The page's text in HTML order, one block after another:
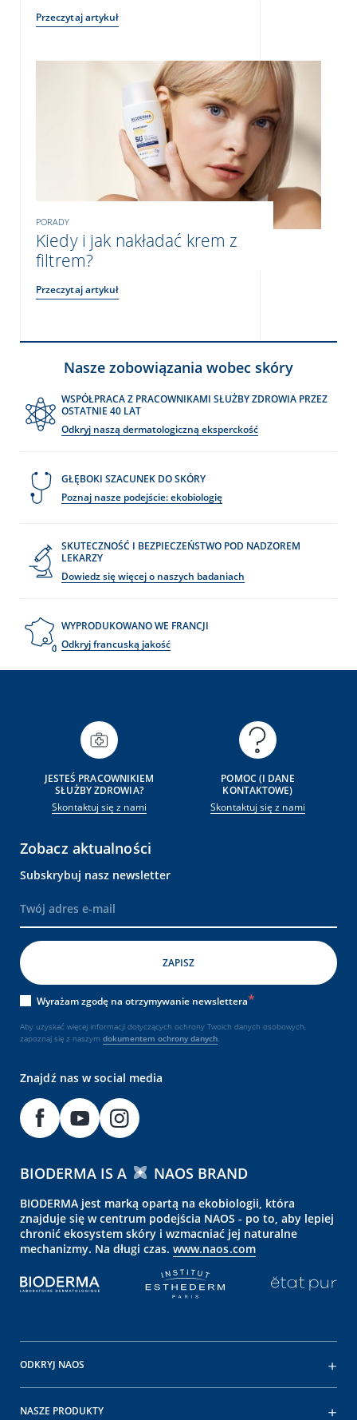
Przeczytaj artykuł
PORADY
Kiedy i jak nakładać krem z
filtrem?
Przeczytaj artykuł
Nasze zobowiązania wobec skóry
WSPÓŁPRACA Z PRACOWNIKAMI SŁUŻBY ZDROWIA PRZEZ
OSTATNIE 40 LAT
Odkryj naszą dermatologiczną eksperckość
GŁĘBOKI SZACUNEK DO SKÓRY
Poznaj nasze podejście: ekobiologię
SKUTECZNOŚĆ I BEZPIECZEŃSTWO POD NADZOREM
LEKARZY
Dowiedz się więcej o naszych badaniach
WYPRODUKOWANO WE FRANCJI
Odkryj francuską jakość
JESTEŚ PRACOWNIKIEM
SŁUŻBY ZDROWIA?
Skontaktuj się z nami
POMOC (I DANE
KONTAKTOWE)
Skontaktuj się z nami
Zobacz aktualności
Subskrybuj nasz newsletter
Wyrażam zgodę na otrzymywanie newslettera
Aby uzyskać więcej informacji dotyczących ochrony Twoich danych osobowych,
zapoznaj się z naszym dokumentem ochrony danych.
Znajdź nas w social media
BIODERMA IS A NAOS BRAND
BIODERMA jest marką opartą na ekobiologii, która
znajduje się w centrum podejścia NAOS - po to, aby lepiej
chronić ekosystem skóry i wzmacniać jej naturalne
mechanizmy. Na długi czas. www.naos.com
ODKRYJ NAOS
NASZE PRODUKTY